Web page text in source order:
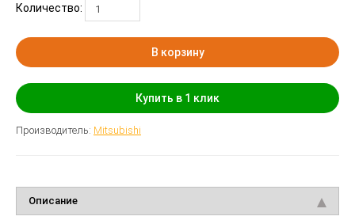
Количество:
В корзину
Купить в 1 клик
Производитель: Mitsubishi
Описание